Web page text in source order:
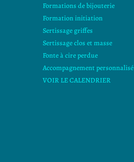
Formations de bijouterie
Formation initiation
Sertissage griffes
Sertissage clos et masse
Fonte à cire perdue
Accompagnement personnalisé
VOIR LE CALENDRIER